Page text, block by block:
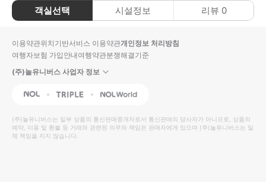
객실선택 시설정보 리뷰 0
이용약관위치기반서비스 이용약관개인정보 처리방침
여행자보험 가입안내여행약관분쟁해결기준
(주)놀유니버스 사업자 정보
NOL Triple Interpark Global
(주)놀유니버스는 일부 상품의 통신판매중개자로서 통신판매의 당사자가 아니므로, 상품의
예약, 이용 및 환불 등 거래와 관련된 의무와 책임은 판매자에게 있으며 (주)놀유니버스는 일
체 책임을 지지 않습니다.